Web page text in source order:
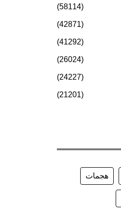
(58114)
(42871)
(41292)
(26024)
(24227)
(21201)
هجمات